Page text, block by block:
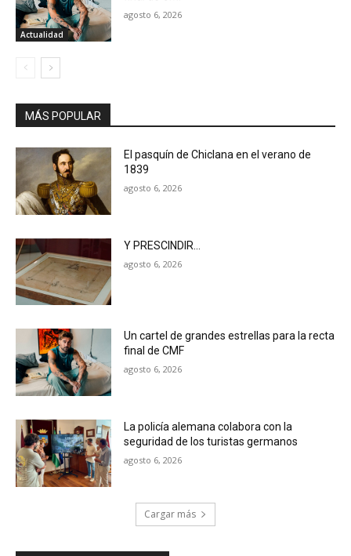
Actualidad
agosto 6, 2026
MÁS POPULAR
El pasquín de Chiclana en el verano de
1839
agosto 6, 2026
Y PRESCINDIR…
agosto 6, 2026
Un cartel de grandes estrellas para la recta
final de CMF
agosto 6, 2026
La policía alemana colabora con la
seguridad de los turistas germanos
agosto 6, 2026
Cargar más